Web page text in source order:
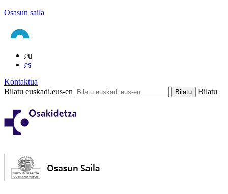
Osasun saila
eu
es
Kontaktua
Bilatu euskadi.eus-en
Bilatu